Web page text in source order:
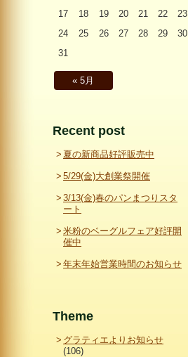
« 5月
17
18 19 20 21 22
23
24
25 26 27 28 29
30
31
Recent post
夏の新商品好評販売中
5/29(金)大創業祭開催
3/13(金)春のパンまつりスタ
ート
米粉のベーグルフェア好評開
催中
年末年始営業時間のお知らせ
Theme
グラティエよりお知らせ
(106)